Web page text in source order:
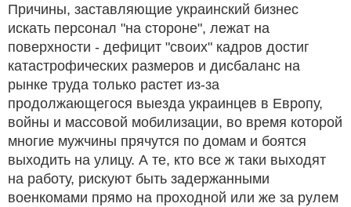
Причины, заставляющие украинский бизнес
искать персонал "на стороне", лежат на
поверхности - дефицит "своих" кадров достиг
катастрофических размеров и дисбаланс на
рынке труда только растет из-за
продолжающегося выезда украинцев в Европу,
войны и массовой мобилизации, во время которой
многие мужчины прячутся по домам и боятся
выходить на улицу. А те, кто все ж таки выходят
на работу, рискуют быть задержанными
военкомами прямо на проходной или же за рулем